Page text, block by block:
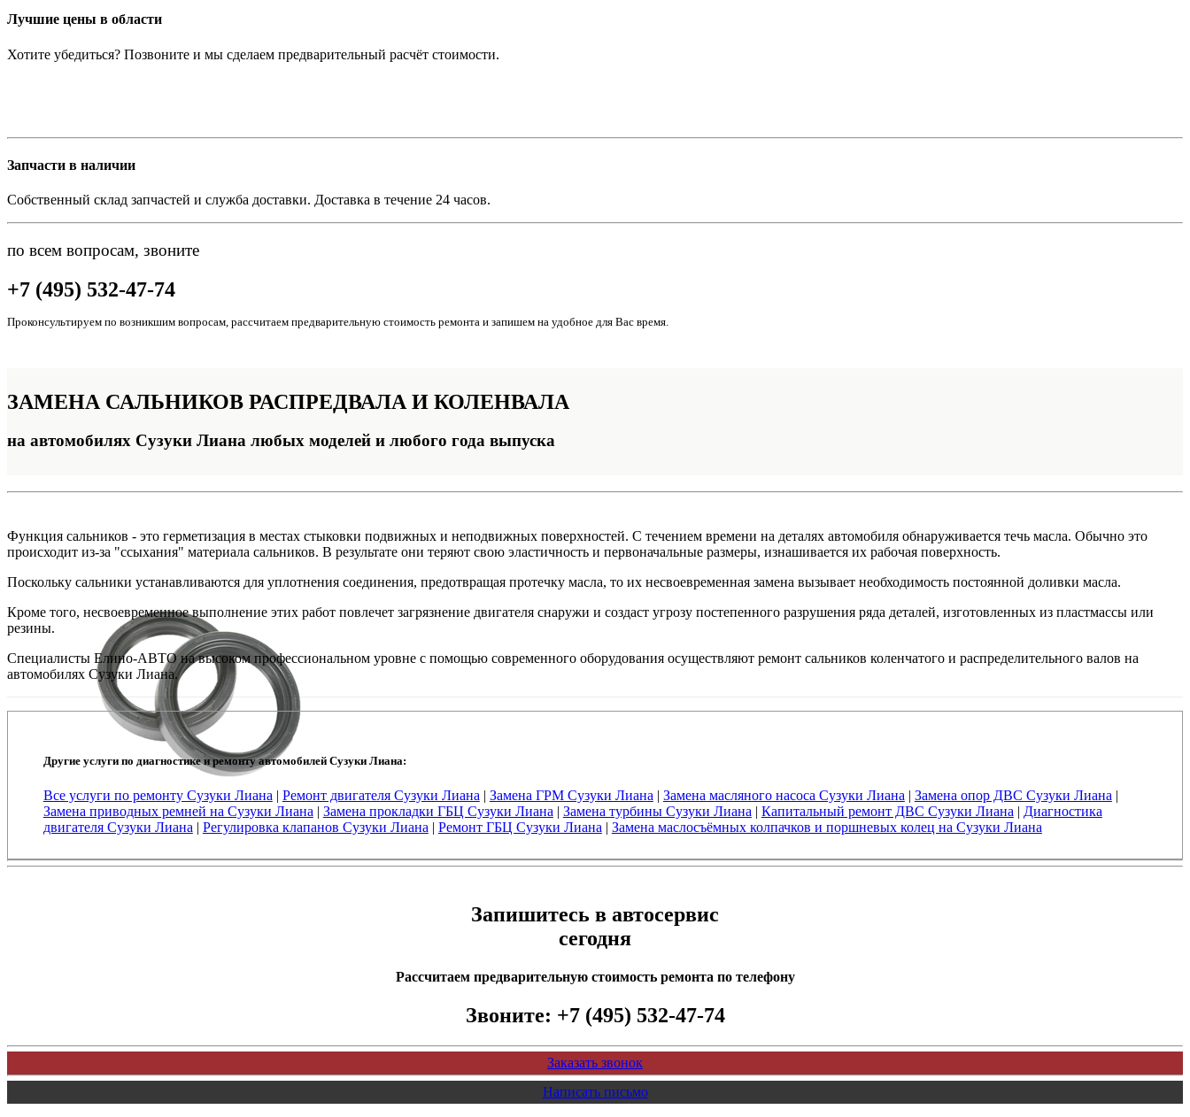
Лучшие цены в области
Хотите убедиться? Позвоните и мы сделаем предварительный расчёт стоимости.
Запчасти в наличии
Собственный склад запчастей и служба доставки. Доставка в течение 24 часов.
по всем вопросам, звоните
+7 (495) 532-47-74
Проконсультируем по возникшим вопросам, рассчитаем предварительную стоимость ремонта и запишем на удобное для Вас время.
ЗАМЕНА САЛЬНИКОВ РАСПРЕДВАЛА И КОЛЕНВАЛА
на автомобилях Сузуки Лиана любых моделей и любого года выпуска
Функция сальников - это герметизация в местах стыковки подвижных и неподвижных поверхностей. С течением времени на деталях автомобиля обнаруживается течь масла. Обычно это
происходит из-за "ссыхания" материала сальников. В результате они теряют свою эластичность и первоначальные размеры, изнашивается их рабочая поверхность.
Поскольку сальники устанавливаются для уплотнения соединения, предотвращая протечку масла, то их несвоевременная замена вызывает необходимость постоянной доливки масла.
Кроме того, несвоевременное выполнение этих работ повлечет загрязнение двигателя снаружи и создаст угрозу постепенного разрушения ряда деталей, изготовленных из пластмассы или
резины.
Специалисты Елино-АВТО на высоком профессиональном уровне с помощью современного оборудования осуществляют ремонт сальников коленчатого и распределительного валов на
автомобилях Сузуки Лиана.
Другие услуги по диагностике и ремонту автомобилей Сузуки Лиана:
Все услуги по ремонту Сузуки Лиана | Ремонт двигателя Сузуки Лиана | Замена ГРМ Сузуки Лиана | Замена масляного насоса Сузуки Лиана | Замена опор ДВС Сузуки Лиана |
Замена приводных ремней на Сузуки Лиана | Замена прокладки ГБЦ Сузуки Лиана | Замена турбины Сузуки Лиана | Капитальный ремонт ДВС Сузуки Лиана | Диагностика
двигателя Сузуки Лиана | Регулировка клапанов Сузуки Лиана | Ремонт ГБЦ Сузуки Лиана | Замена маслосъёмных колпачков и поршневых колец на Сузуки Лиана
Запишитесь в автосервис
сегодня
Рассчитаем предварительную стоимость ремонта по телефону
Звоните: +7 (495) 532-47-74
Заказать звонок
Написать письмо